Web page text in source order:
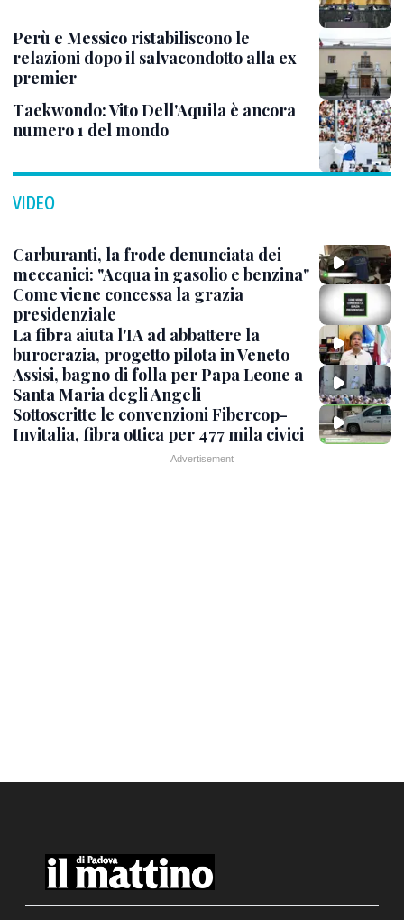
Perù e Messico ristabiliscono le
relazioni dopo il salvacondotto alla ex
premier
Taekwondo: Vito Dell'Aquila è ancora
numero 1 del mondo
VIDEO
Carburanti, la frode denunciata dei
meccanici: "Acqua in gasolio e benzina"
Come viene concessa la grazia
presidenziale
La fibra aiuta l'IA ad abbattere la
burocrazia, progetto pilota in Veneto
Assisi, bagno di folla per Papa Leone a
Santa Maria degli Angeli
Sottoscritte le convenzioni Fibercop-
Invitalia, fibra ottica per 477 mila civici